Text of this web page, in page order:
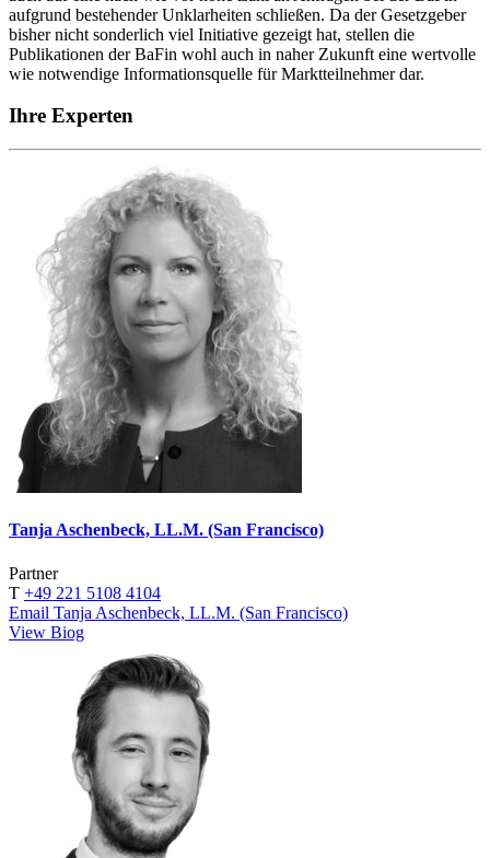
aufgrund bestehender Unklarheiten schließen. Da der Gesetzgeber
bisher nicht sonderlich viel Initiative gezeigt hat, stellen die
Publikationen der BaFin wohl auch in naher Zukunft eine wertvolle
wie notwendige Informationsquelle für Marktteilnehmer dar.
Ihre Experten
Tanja Aschenbeck, LL.M. (San Francisco)
Partner
T +49 221 5108 4104
Email Tanja Aschenbeck, LL.M. (San Francisco)
View Biog